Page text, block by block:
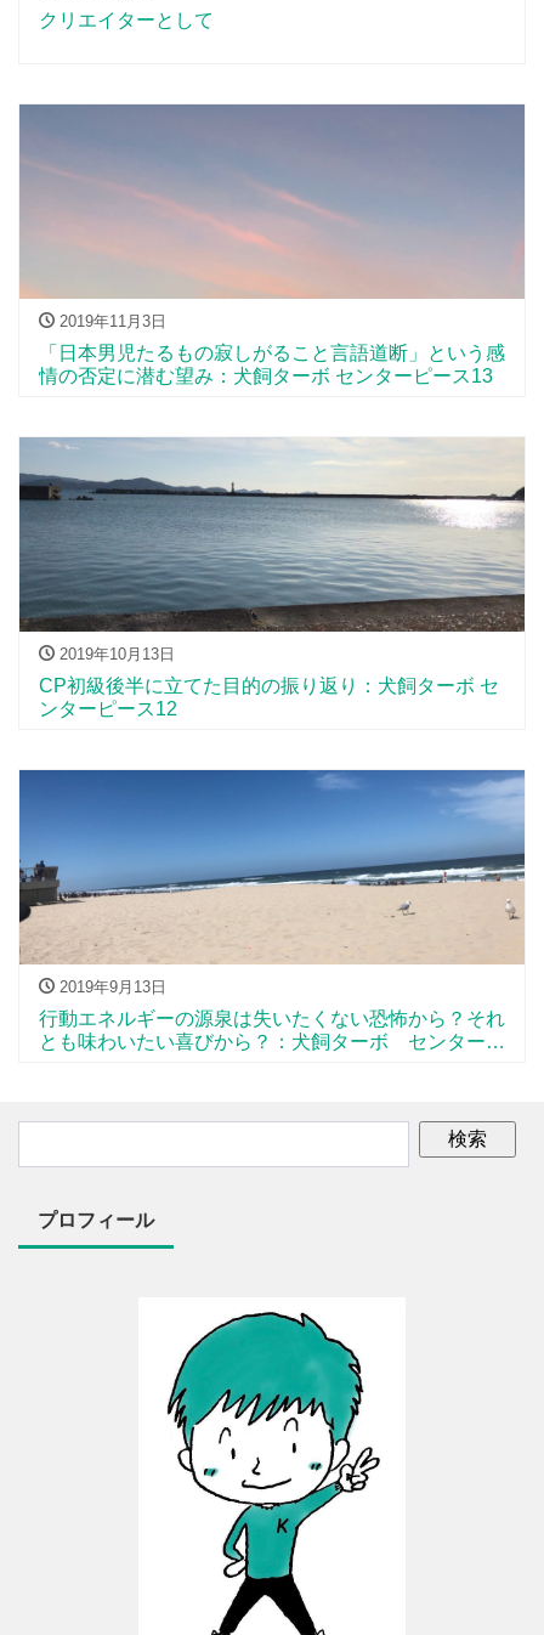
クリエイターとして
2019年11月3日
「日本男児たるもの寂しがること言語道断」という感
情の否定に潜む望み：犬飼ターボ センターピース13
2019年10月13日
CP初級後半に立てた目的の振り返り：犬飼ターボ セ
ンターピース12
2019年9月13日
行動エネルギーの源泉は失いたくない恐怖から？それ
とも味わいたい喜びから？：犬飼ターボ センターピ
プロフィール